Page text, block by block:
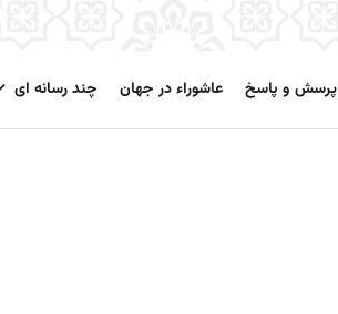
پرسش و پاسخ عاشوراء در جهان چند رسانه ای